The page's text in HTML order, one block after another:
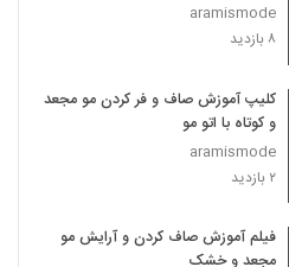
aramismode
۸ بازدید
کلیپ آموزش صاف و فر کردن مو مجعد
و کوتاه با اتو مو
aramismode
۲ بازدید
فیلم آموزش صاف کردن و آرایش مو
مجعد و خشک